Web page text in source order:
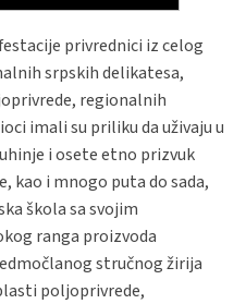
privrednici iz celog
srpskih delikatesa,
regionalnih
imali su priliku da uživaju u
i osete etno prizvuk
kao i mnogo puta do sada,
škola sa svojim
ranga proizvoda
stručnog žirija
poljoprivrede,